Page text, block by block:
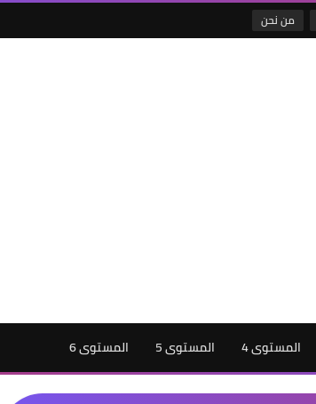
من نحن
المستوى 4 المستوى 5 المستوى 6